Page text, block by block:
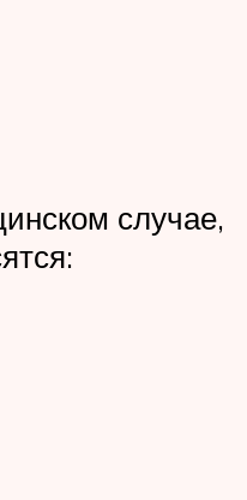
случае,